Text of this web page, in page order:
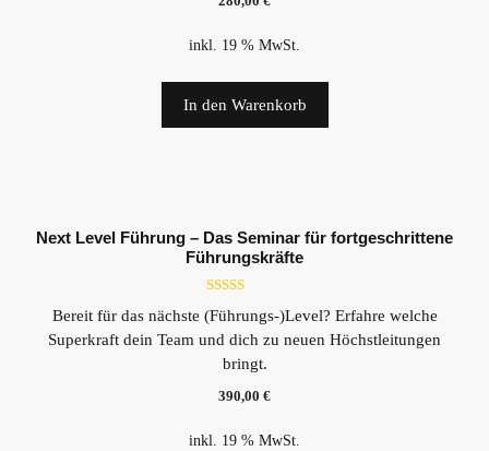
inkl. 19 % MwSt.
In den Warenkorb
Next Level Führung – Das Seminar für fortgeschrittene
Führungskräfte
von 5
Bereit für das nächste (Führungs-)Level? Erfahre welche
Superkraft dein Team und dich zu neuen Höchstleitungen
bringt.
390,00 €
inkl. 19 % MwSt.